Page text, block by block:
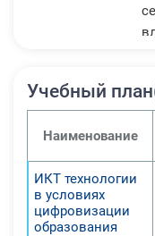
Учебный
Наименование
ИКТ технологии
в условиях
цифровизации
образования